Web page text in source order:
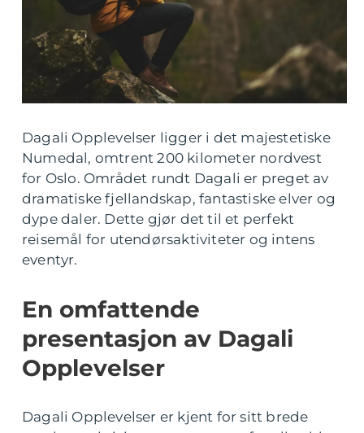
Dagali Opplevelser ligger i det majestetiske
Numedal, omtrent 200 kilometer nordvest
for Oslo. Området rundt Dagali er preget av
dramatiske fjellandskap, fantastiske elver og
dype daler. Dette gjør det til et perfekt
reisemål for utendørsaktiviteter og intens
eventyr.
En omfattende
presentasjon av Dagali
Opplevelser
Dagali Opplevelser er kjent for sitt brede